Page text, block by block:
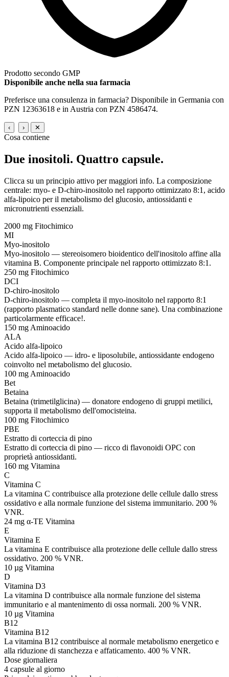
Prodotto secondo GMP
Disponibile anche nella sua farmacia
Preferisce una consulenza in farmacia? Disponibile in Germania con
PZN 12363618 e in Austria con PZN 4586474.
‹ › ✕
Cosa contiene
Due inositoli. Quattro capsule.
Clicca su un principio attivo per maggiori info. La composizione
centrale: myo- e D-chiro-inositolo nel rapporto ottimizzato 8:1, acido
alfa-lipoico per il metabolismo del glucosio, antiossidanti e
micronutrienti essenziali.
2000 mg Fitochimico
MI
Myo-inositolo
Myo-inositolo — stereoisomero bioidentico dell'inositolo affine alla
vitamina B. Componente principale nel rapporto ottimizzato 8:1.
250 mg Fitochimico
DCI
D-chiro-inositolo
D-chiro-inositolo — completa il myo-inositolo nel rapporto 8:1
(rapporto plasmatico standard nelle donne sane). Una combinazione
particolarmente efficace!.
150 mg Aminoacido
ALA
Acido alfa-lipoico
Acido alfa-lipoico — idro- e liposolubile, antiossidante endogeno
coinvolto nel metabolismo del glucosio.
100 mg Aminoacido
Bet
Betaina
Betaina (trimetilglicina) — donatore endogeno di gruppi metilici,
supporta il metabolismo dell'omocisteina.
100 mg Fitochimico
PBE
Estratto di corteccia di pino
Estratto di corteccia di pino — ricco di flavonoidi OPC con
proprietà antiossidanti.
160 mg Vitamina
C
Vitamina C
La vitamina C contribuisce alla protezione delle cellule dallo stress
ossidativo e alla normale funzione del sistema immunitario. 200 %
VNR.
24 mg α-TE Vitamina
E
Vitamina E
La vitamina E contribuisce alla protezione delle cellule dallo stress
ossidativo. 200 % VNR.
10 µg Vitamina
D
Vitamina D3
La vitamina D contribuisce alla normale funzione del sistema
immunitario e al mantenimento di ossa normali. 200 % VNR.
10 µg Vitamina
B12
Vitamina B12
La vitamina B12 contribuisce al normale metabolismo energetico e
alla riduzione di stanchezza e affaticamento. 400 % VNR.
Dose giornaliera
4 capsule al giorno